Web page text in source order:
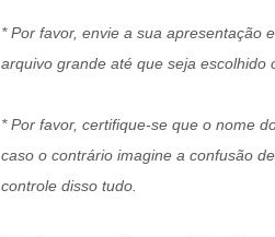
* Por favor, envie a sua apresentação
arquivo grande até que seja escolhido
* Por favor, certifique-se que o nome
caso o contrário imagine a confusão
controle disso tudo.